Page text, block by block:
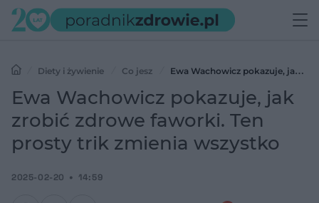
Diety i żywienie Co jesz
Ewa Wachowicz pokazuje, jak
zrobić zdrowe faworki. Ten prosty trik zmienia wszystko
Ewa Wachowicz pokazuje, jak
zrobić zdrowe faworki. Ten
prosty trik zmienia wszystko
2025-02-20 14:59